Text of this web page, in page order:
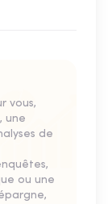
vous,
une
de
ou une